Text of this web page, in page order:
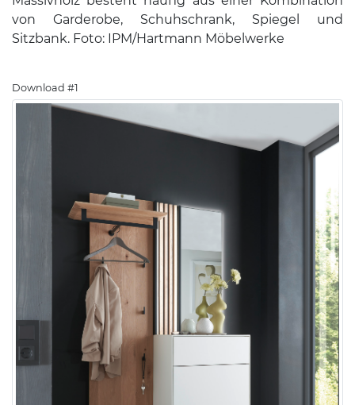
von Garderobe, Schuhschrank, Spiegel und
Sitzbank. Foto: IPM/Hartmann Möbelwerke
Download #1